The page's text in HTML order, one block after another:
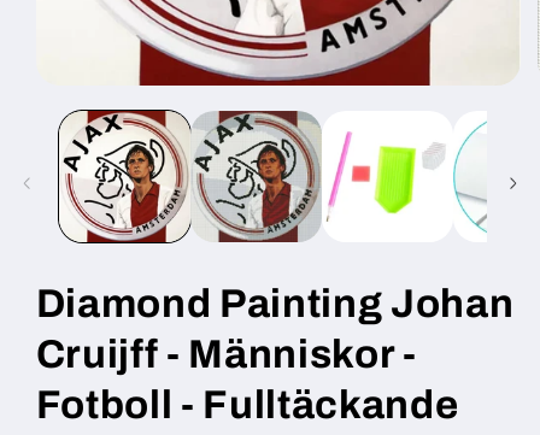
mediet
modalfönster
Diamond Painting Johan
Cruijff - Människor -
Fotboll - Fulltäckande